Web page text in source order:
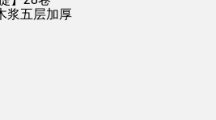
浆五层加厚